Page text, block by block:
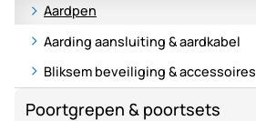
Aardpen
Aarding aansluiting & aardkabel
Bliksem beveiliging & accessoires
Poortgrepen & poortsets